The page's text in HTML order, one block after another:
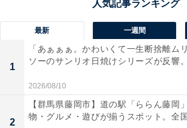
最新 一週間
1
「あぁぁぁ。かわいくて一生断捨離ム
ソーのサンリオ日焼けシリーズが反響
2026/08/10
2
【群馬県藤岡市】道の駅「ららん藤岡
物・グルメ・遊びが揃うスポット。全